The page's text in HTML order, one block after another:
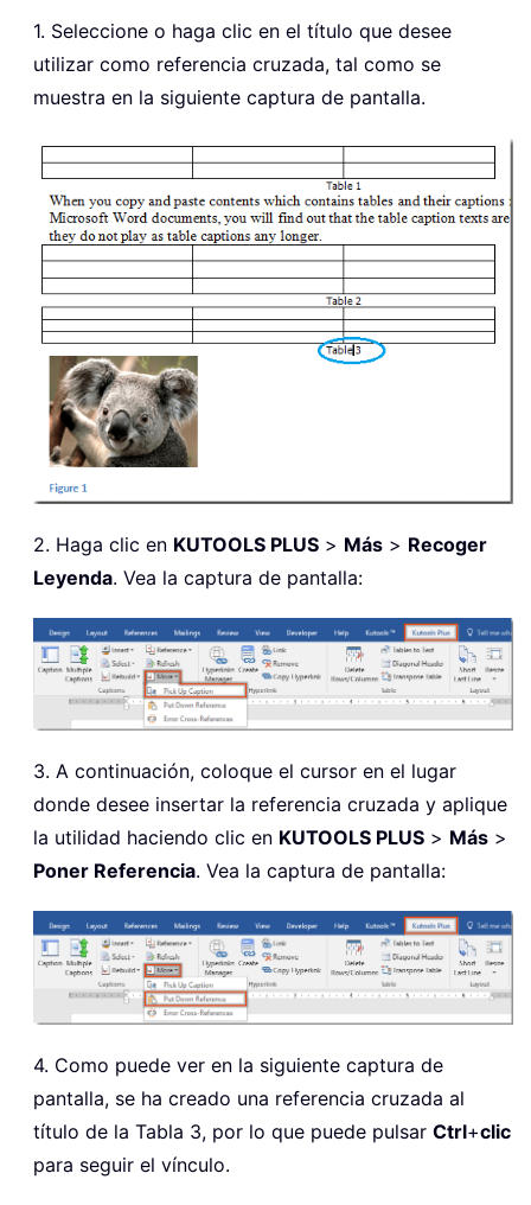
1. Seleccione o haga clic en el título que desee
utilizar como referencia cruzada, tal como se
muestra en la siguiente captura de pantalla.
2. Haga clic en KUTOOLS PLUS > Más > Recoger
Leyenda. Vea la captura de pantalla:
3. A continuación, coloque el cursor en el lugar
donde desee insertar la referencia cruzada y aplique
la utilidad haciendo clic en KUTOOLS PLUS > Más >
Poner Referencia. Vea la captura de pantalla:
4. Como puede ver en la siguiente captura de
pantalla, se ha creado una referencia cruzada al
título de la Tabla 3, por lo que puede pulsar Ctrl+clic
para seguir el vínculo.